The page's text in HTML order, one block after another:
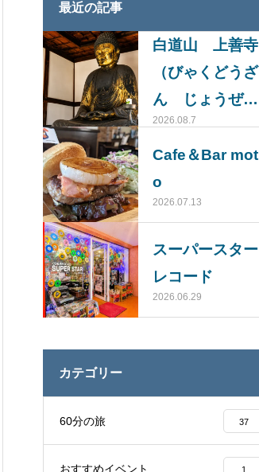
最近の記事
白道山 上善寺
（びゃくどうざ
ん じょうぜん
じ）
2026.08.7
Cafe＆Bar mot
o
2026.07.13
スーパースター
レコード
2026.06.29
カテゴリー
60分の旅 37
おすすめイベント 1